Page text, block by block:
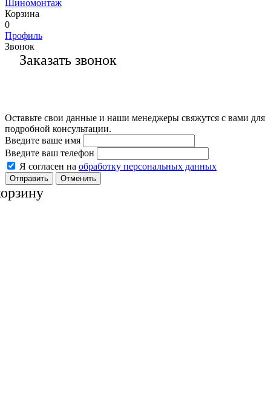
Шиномонтаж
Корзина
0
Профиль
Звонок
Заказать звонок
Оставьте свои данные и наши менеджеры свяжутся с вами для
подробной консультации.
Введите ваше имя
Введите ваш телефон
Я согласен на обработку персональных данных
Отменить